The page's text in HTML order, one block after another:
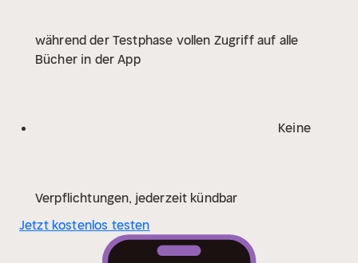
dem Tod ihrer Eltern und dem Verlust des
Familienbesitzes war sie mittellos gewesen. Diese
Die Geschichten, die man sich über diesen Ort
mysteriösen Todesfällen. Von einem Lord, der sich
Welt abgeschottet hatte. Die Kutsche hielt mit einem
Ruck an. Der Kutscher sprang herab und öffnete
während der Testphase vollen Zugriff auf alle
Bücher in der App
Keine
Verpflichtungen, jederzeit kündbar
Jetzt kostenlos testen